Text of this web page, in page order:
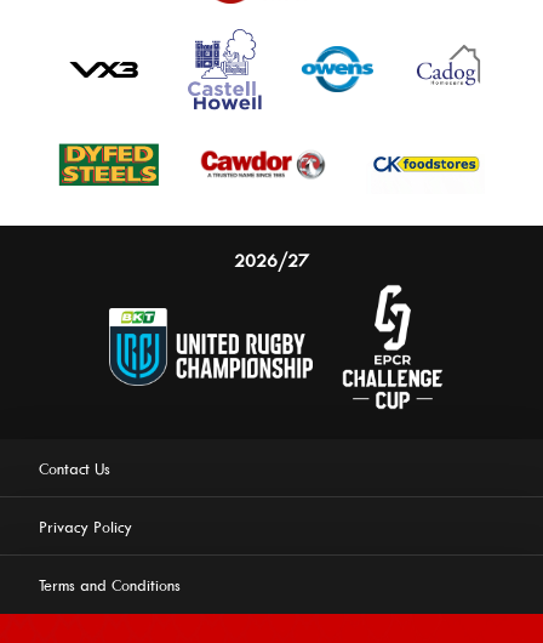
2026/27
Contact Us
Privacy Policy
Terms and Conditions